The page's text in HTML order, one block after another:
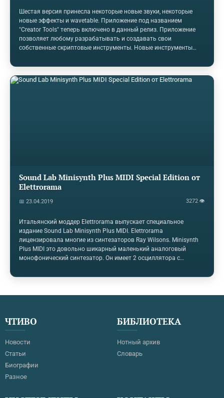
Шестая версия принесла некоторые новые звуки, некоторые
новые эффекты и wavetable. Приложение под названием
"Creator Tools" теперь включено в данный релиз. Приложение
позволяет любому разрабатывать и создавать свои
собственные скриптовые инструменты. Новые инструменты
эффекты включают в себя Replika delay, несколько
ревербираторов и wah-wah. Неужели этому безумному
разнообразию нет конца?Волновой синтез становится частью
Sound Lab Minisynth Plus MIDI Special Edition от
Elettrorama
📅 23.04.2019 3272 👁
Итальянский моддер Elettrorama выпускает специальное
издание Sound Lab Minisynth Plus MIDI. Elettrorama
лицензировала многие из синтезаторов Ray Wilsons. Minisynth
Plus MIDI это довольно шикарный маленький аналоговый
монофонический синтезатор. Он имеет 2 осциллятора с
пилообразной формы сигнала и генератора синхронизации. В
источников сигнала плюс ручка шума, управление атакой и
независимо. Для соединений вы получаете 2 входа CV и вход
gate, моно аудио выход и выход для наушников. На…
ЧТИВО
Новости
Статьи
Биографии
Разное
БИБЛИОТЕКА
Нотный архив
Словарь